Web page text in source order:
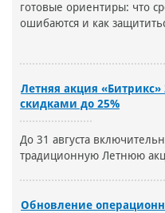
готовые ориентиры: что
ошибаются и как
Летняя акция
скидками до 25%
До 31 августа
традиционную Летнюю
Обновление